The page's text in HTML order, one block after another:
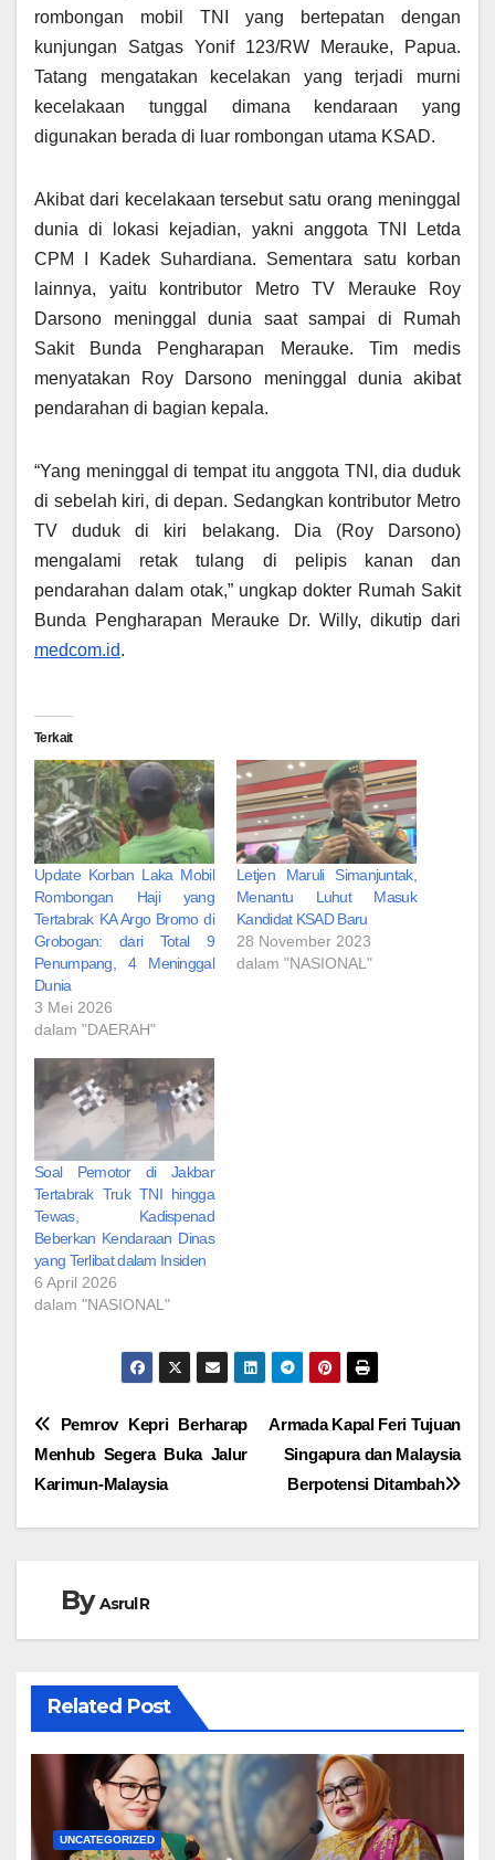
rombongan mobil TNI yang bertepatan dengan
kunjungan Satgas Yonif 123/RW Merauke, Papua.
Tatang mengatakan kecelakan yang terjadi murni
kecelakaan tunggal dimana kendaraan yang
digunakan berada di luar rombongan utama KSAD.
Akibat dari kecelakaan tersebut satu orang meninggal
dunia di lokasi kejadian, yakni anggota TNI Letda
CPM I Kadek Suhardiana. Sementara satu korban
lainnya, yaitu kontributor Metro TV Merauke Roy
Darsono meninggal dunia saat sampai di Rumah
Sakit Bunda Pengharapan Merauke. Tim medis
menyatakan Roy Darsono meninggal dunia akibat
pendarahan di bagian kepala.
“Yang meninggal di tempat itu anggota TNI, dia duduk
di sebelah kiri, di depan. Sedangkan kontributor Metro
TV duduk di kiri belakang. Dia (Roy Darsono)
mengalami retak tulang di pelipis kanan dan
pendarahan dalam otak,” ungkap dokter Rumah Sakit
Bunda Pengharapan Merauke Dr. Willy, dikutip dari
medcom.id.
Terkait
Update Korban Laka Mobil
Rombongan Haji yang
Tertabrak KA Argo Bromo di
Grobogan: dari Total 9
Penumpang, 4 Meninggal
Dunia‎
3 Mei 2026
dalam "DAERAH"
Letjen Maruli Simanjuntak,
Menantu Luhut Masuk
Kandidat KSAD Baru
28 November 2023
dalam "NASIONAL"
Soal Pemotor di Jakbar
Tertabrak Truk TNI hingga
Tewas, Kadispenad
Beberkan Kendaraan Dinas
yang Terlibat dalam Insiden
6 April 2026
dalam "NASIONAL"
Navigasi
pos
Armada Kapal Feri Tujuan
Singapura dan Malaysia
Berpotensi Ditambah
Pemrov Kepri Berharap
Menhub Segera Buka Jalur
Karimun-Malaysia
ByAsrul R
Related Post
UNCATEGORIZED